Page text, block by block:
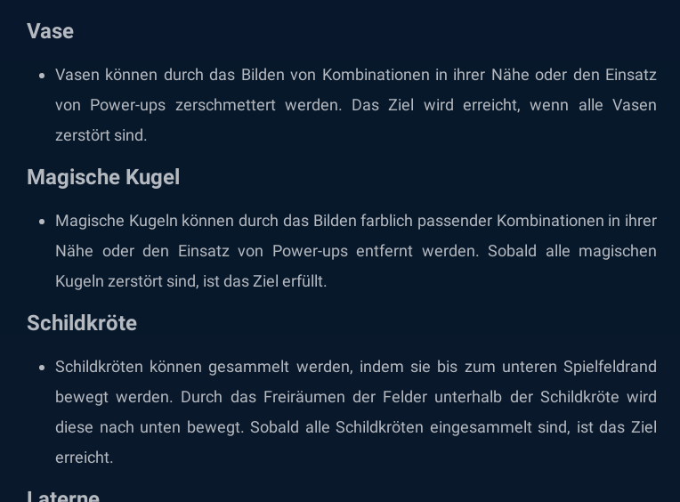
Vase
Vasen können durch das Bilden von Kombinationen in ihrer Nähe oder den Einsatz
von Power-ups zerschmettert werden. Das Ziel wird erreicht, wenn alle Vasen
zerstört sind.
Magische Kugel
Magische Kugeln können durch das Bilden farblich passender Kombinationen in ihrer
Nähe oder den Einsatz von Power-ups entfernt werden. Sobald alle magischen
Kugeln zerstört sind, ist das Ziel erfüllt.
Schildkröte
Schildkröten können gesammelt werden, indem sie bis zum unteren Spielfeldrand
bewegt werden. Durch das Freiräumen der Felder unterhalb der Schildkröte wird
diese nach unten bewegt. Sobald alle Schildkröten eingesammelt sind, ist das Ziel
erreicht.